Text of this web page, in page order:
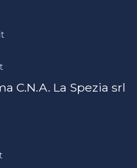
C.N.A. La Spezia srl